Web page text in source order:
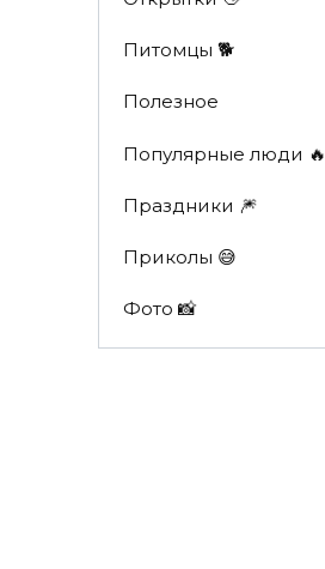
Питомцы 🐕
Полезное
Популярные люди 🔥
Праздники 🎆
Приколы 😅
Фото 📸